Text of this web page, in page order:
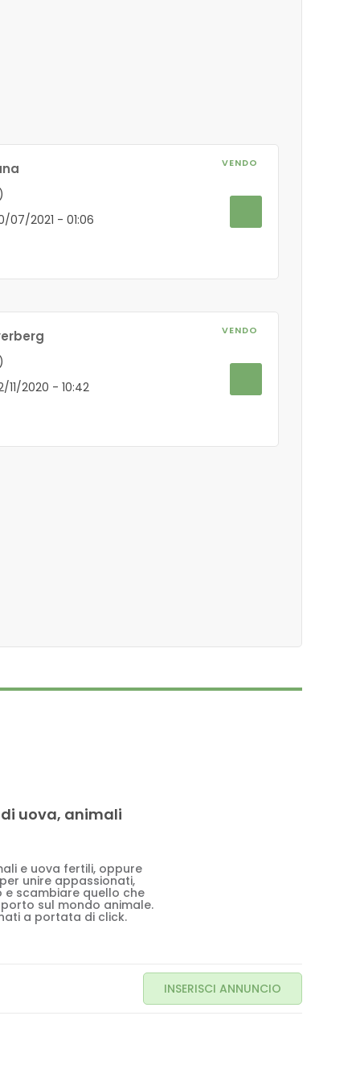
VENDO
07/2021 - 01:06
VENDO
2020 - 10:42
uova, animali
e uova fertili, oppure
unire appassionati,
scambiare quello che
sul mondo animale.
a portata di click.
INSERISCI ANNUNCIO